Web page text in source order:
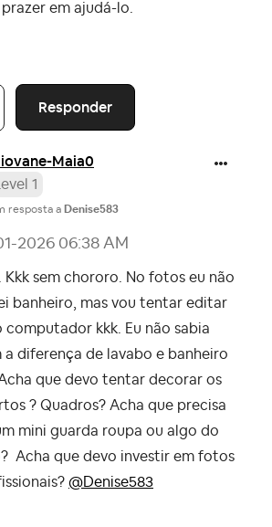
prazer em ajudá-lo.
Responder
Maia0
Level 1
resposta a Denise583
2026 06:38 AM
Kkk sem chororo. No fotos eu não
banheiro, mas vou tentar editar
computador kkk. Eu não sabia
a diferença de lavabo e banheiro
Acha que devo tentar decorar os
? Quadros? Acha que precisa
mini guarda roupa ou algo do
Acha que devo investir em fotos
@Denise583